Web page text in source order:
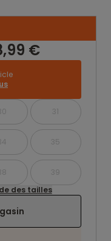
€
30 31
34 35
38
39
des tailles